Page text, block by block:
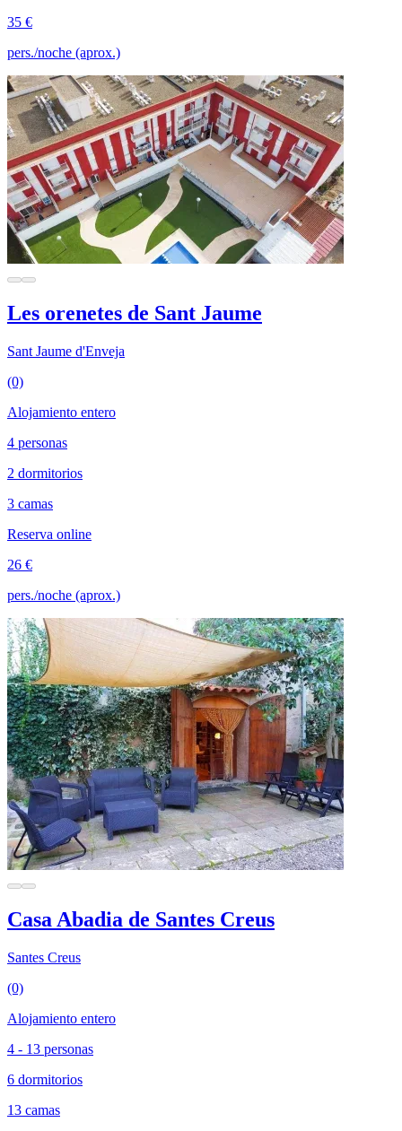
35 €
pers./noche (aprox.)
Les orenetes de Sant Jaume
Sant Jaume d'Enveja
(0)
Alojamiento entero
4 personas
2 dormitorios
3 camas
Reserva online
26 €
pers./noche (aprox.)
Casa Abadia de Santes Creus
Santes Creus
(0)
Alojamiento entero
4 - 13 personas
6 dormitorios
13 camas